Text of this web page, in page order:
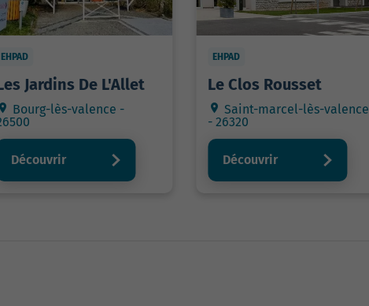
EHPAD
Jardins De L'Allet
Bourg-lès-valence -
Découvrir
EHPAD
Le Clos Rousset
Saint-marcel-lès-valence
- 26320
Découvrir